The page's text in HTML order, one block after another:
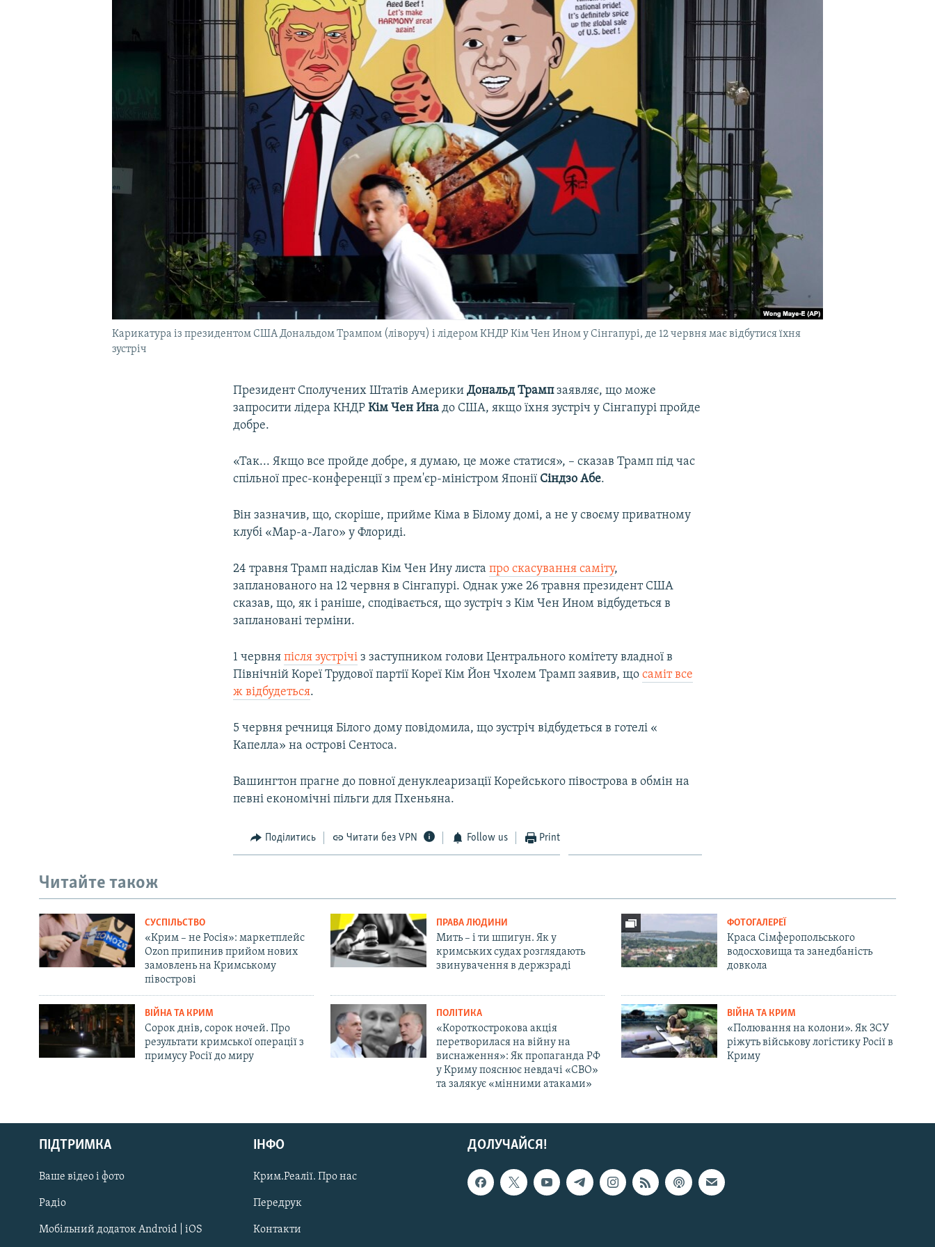
Русский
Qırımtatar
ДОЛУЧАЙСЯ!
Карикатура із президентом США Дональдом Трампом (ліворуч) і лідером КНДР Кім Чен Ином у Сінгапурі, де 12 червня має відбутися їхня
зустріч
Президент Сполучених Штатів АмерикиДональд Трампзаявляє, що може
запросити лідера КНДРКім Чен Инадо США, якщо їхня зустріч у Сінгапурі пройде
добре.
«Так... Якщо все пройде добре, я думаю, це може статися», – сказав Трамп під час
спільної прес-конференції з прем'єр-міністром Японії Сіндзо Абе.
Він зазначив, що, скоріше, прийме Кіма в Білому домі, а не у своєму приватному
клубі «Мар-а-Лаго» у Флориді.
24 травня Трамп надіслав Кім Чен Ину листапро скасування саміту,
запланованого на 12 червня в Сінгапурі. Однак уже 26 травня президент США
сказав, що, як і раніше, сподівається, що зустріч з Кім Чен Ином відбудеться в
заплановані терміни.
1 червняпісля зустрічі з заступником голови Центрального комітету владної в
Північній Кореї Трудової партії Кореї Кім Йон Чхолем Трамп заявив, щосаміт все
ж відбудеться.
5 червня речниця Білого дому повідомила, що зустріч відбудеться в готелі «​
Капелла» на острові Сентоса.​
Вашингтон прагне до повної денуклеаризації Корейського півострова в обмін на
певні економічні пільги для Пхеньяна.
Поділитись Читати без VPN Follow us Print
Читайте також
СУСПІЛЬСТВО
«Крим – не Росія»: маркетплейс
Ozon припинив прийом нових
замовлень на Кримському
півострові
ПРАВА ЛЮДИНИ
Мить – і ти шпигун. Як у
кримських судах розглядають
звинувачення в держзраді
ФОТОГАЛЕРЕЇ
Краса Сімферопольського
водосховища та занедбаність
довкола
ВІЙНА ТА КРИМ
Сорок днів, сорок ночей. Про
результати кримської операції з
примусу Росії до миру
ПОЛІТИКА
«Короткострокова акція
перетворилася на війну на
виснаження»: Як пропаганда РФ
у Криму пояснює невдачі «СВО»
та залякує «мінними атаками»
ВІЙНА ТА КРИМ
«Полювання на колони». Як ЗСУ
ріжуть військову логістику Росії в
Криму
ДОЛУЧАЙСЯ!
ПІДТРИМКА
Ваше відео і фото
Радіо
Мобільний додаток Android | iOS
ІНФО
Крим.Реалії. Про нас
Передрук
Контакти